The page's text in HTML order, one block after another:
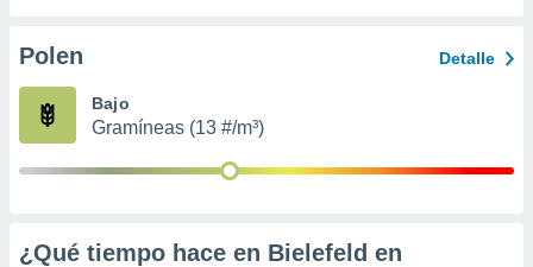
e
mediante
publicidad
publicidad
Polen Detalle
Bajo
Gramíneas (13 #/m³)
¿Qué tiempo hace en Bielefeld en